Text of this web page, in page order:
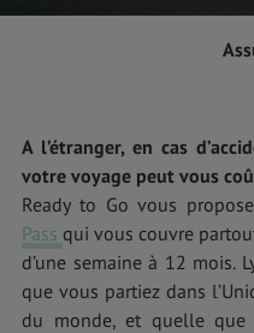
A l’étranger, en cas
votre voyage peut vous
Ready to Go vous
Pass qui vous couvre
d’une semaine à 12 mois.
que vous partiez dans
du monde, et quelle